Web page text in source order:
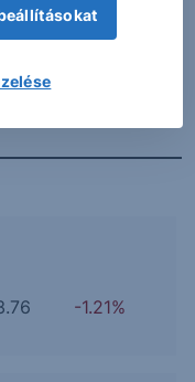
-1.21%